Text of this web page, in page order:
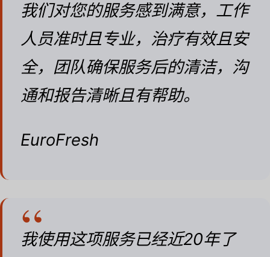
我们对您的服务感到满意，工作
人员准时且专业，治疗有效且安
全，团队确保服务后的清洁，沟
通和报告清晰且有帮助。
EuroFresh
我使用这项服务已经近20年了